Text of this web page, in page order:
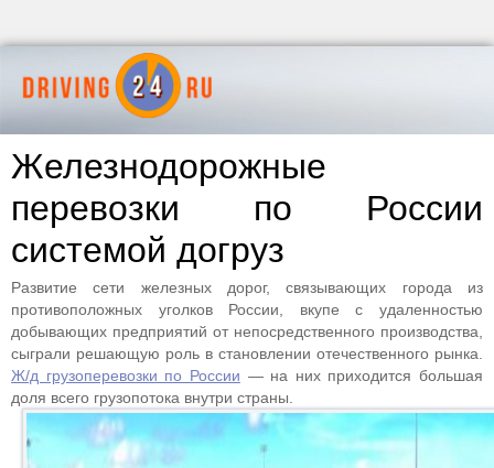
Железнодорожные
перевозки по России
системой догруз
Развитие сети железных дорог, связывающих города из
противоположных уголков России, вкупе с удаленностью
добывающих предприятий от непосредственного производства,
сыграли решающую роль в становлении отечественного рынка.
Ж/д грузоперевозки по России — на них приходится большая
доля всего грузопотока внутри страны.